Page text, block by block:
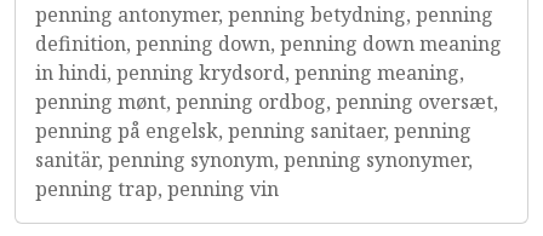
penning antonymer, penning betydning, penning
definition, penning down, penning down meaning
in hindi, penning krydsord, penning meaning,
penning mønt, penning ordbog, penning oversæt,
penning på engelsk, penning sanitaer, penning
sanitär, penning synonym, penning synonymer,
penning trap, penning vin